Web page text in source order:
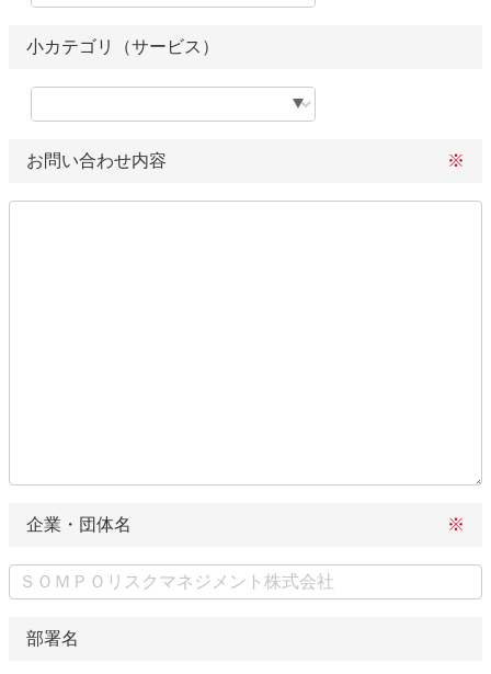
小カテゴリ（サービス）
お問い合わせ内容
企業・団体名
部署名